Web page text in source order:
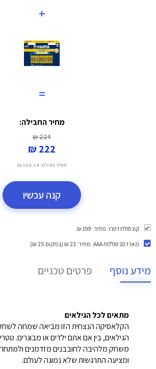
+
=
מחיר החבילה:
224 ₪
222 ₪
מחיר באילת: 188.14 ₪
קנה עכשיו
קונסולת רטרו. מחיר: 199 ₪.
מארז 10 סוללות AAA
. מחיר: 23 ₪ (במקום 25 ₪).
מידע נוסף פרטים טכניים
מתאים לכל הגילאים
הקלאסיקה הנצחית הזו מביאה שמחה
הגילאים, בין אם אתם ילדים או מבוגרים.
משחק מלהיבה לחובבנים מזדמנים
ומציעה התרגשות שלא נמוגה לעולם.